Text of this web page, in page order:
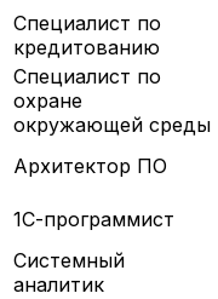
Специалист по
кредитованию
Специалист по
охране
окружающей среды
Архитектор ПО
1С-программист
Системный
аналитик